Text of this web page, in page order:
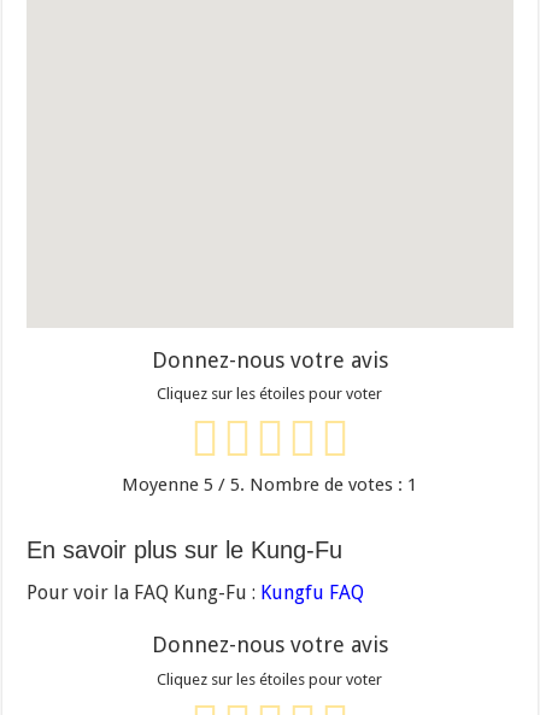
Donnez-nous votre avis
Cliquez sur les étoiles pour voter
Moyenne5 / 5. Nombre de votes : 1
En savoir plus sur le Kung-Fu
Pour voir la FAQ Kung-Fu : Kungfu FAQ
Donnez-nous votre avis
Cliquez sur les étoiles pour voter